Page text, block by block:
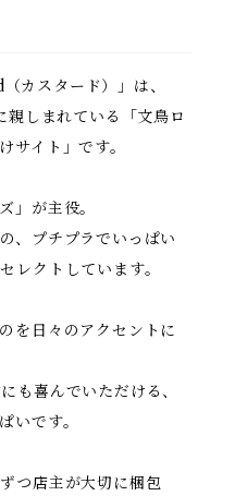
カスタード）」は、
しまれている「文鳥ロ
サイト」です。
」が主役。
、プチプラでいっぱい
レクトしています。
を日々のアクセントに
も喜んでいただける、
いです。
つ店主が大切に梱包